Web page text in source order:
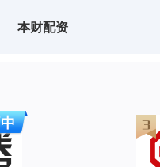
本财配资